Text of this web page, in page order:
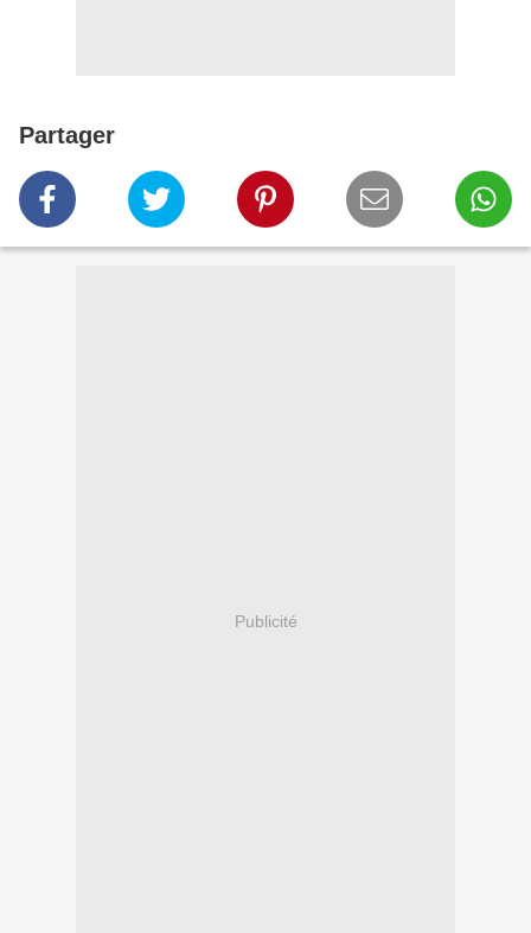
Partager
Publicité